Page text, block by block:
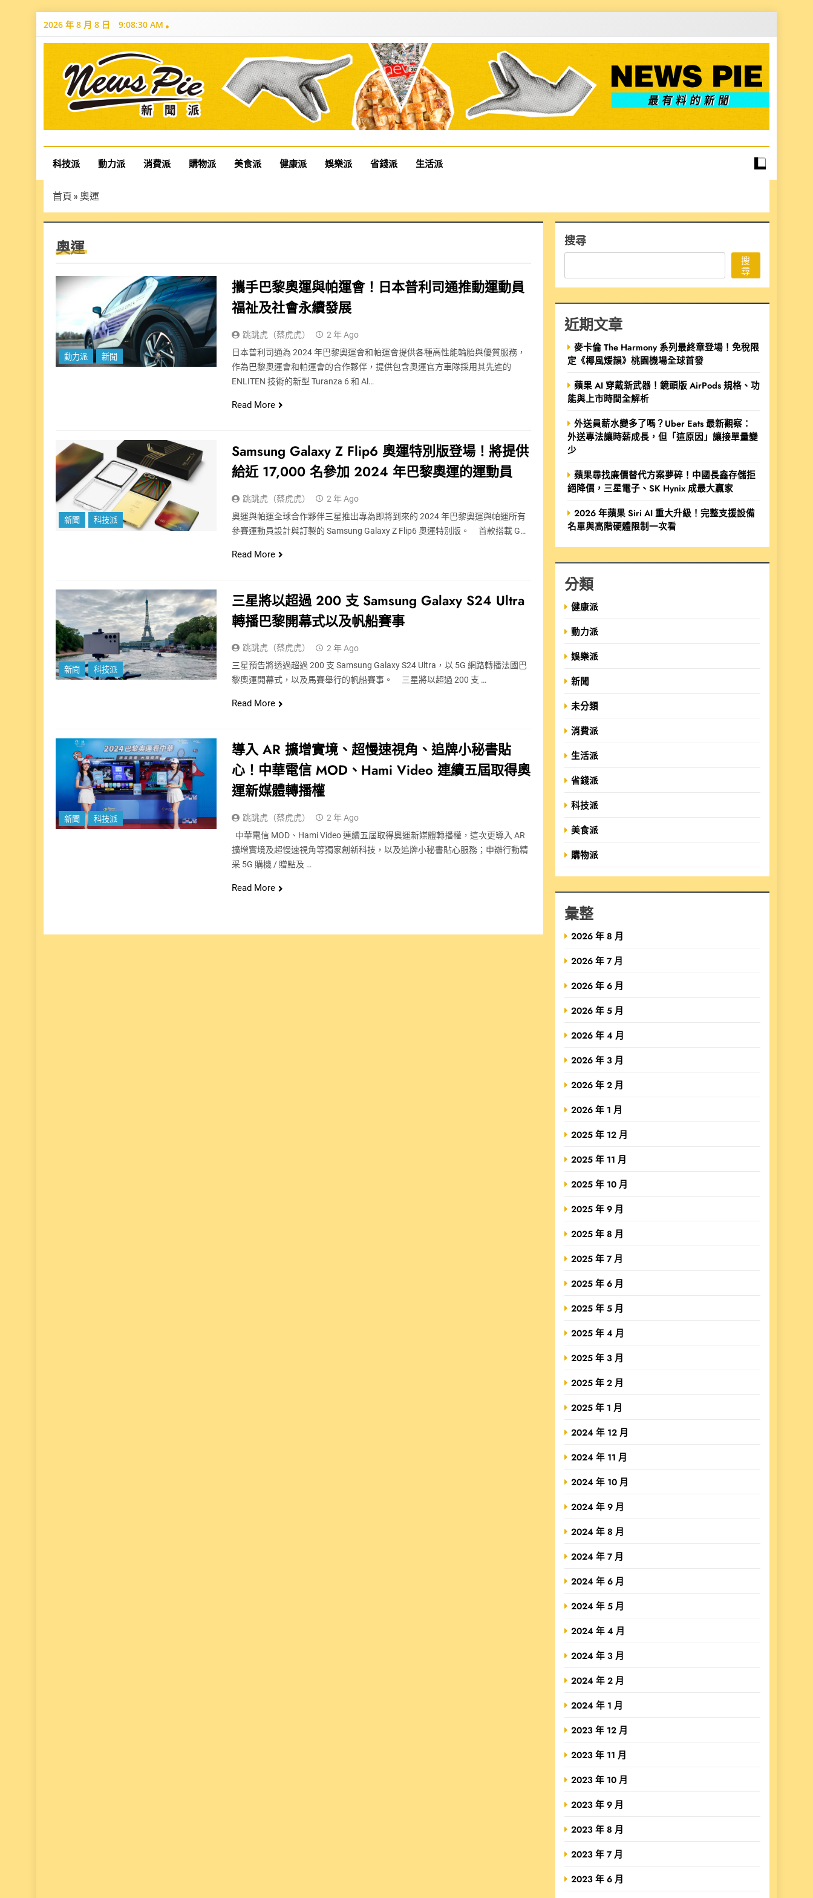
Skip
2026 年 8 月 8 日 9:08:31 AM
News Pie
最有料的新聞
科技派 動力派 消費派 購物派 美食派 健康派 娛樂派 省錢派 生活派
首頁 » 奧運
奧運
動力派 新聞
攜手巴黎奧運與帕運會！日本普利司通推動運動員
福祉及社會永續發展
跳跳虎（蔡虎虎）
2 年 Ago
日本普利司通為 2024 年巴黎奧運會和帕運會提供各種高性能輪胎與優質服務，
作為巴黎奧運會和帕運會的合作夥伴，提供包含奧運官方車隊採用其先進的
ENLITEN 技術的新型 Turanza 6 和 Al…
Read More
新聞 科技派
Samsung Galaxy Z Flip6 奧運特別版登場！將提供
給近 17,000 名參加 2024 年巴黎奧運的運動員
跳跳虎（蔡虎虎）
2 年 Ago
奧運與帕運全球合作夥伴三星推出專為即將到來的 2024 年巴黎奧運與帕運所有
參賽運動員設計與訂製的 Samsung Galaxy Z Flip6 奧運特別版。 首款搭載 G…
Read More
新聞 科技派
三星將以超過 200 支 Samsung Galaxy S24 Ultra
轉播巴黎開幕式以及帆船賽事
跳跳虎（蔡虎虎）
2 年 Ago
三星預告將透過超過 200 支 Samsung Galaxy S24 Ultra，以 5G 網路轉播法國巴
黎奧運開幕式，以及馬賽舉行的帆船賽事。 三星將以超過 200 支 …
Read More
新聞 科技派
導入 AR 擴增實境、超慢速視角、追牌小秘書貼
心！中華電信 MOD、Hami Video 連續五屆取得奧
運新媒體轉播權
跳跳虎（蔡虎虎）
2 年 Ago
中華電信 MOD、Hami Video 連續五屆取得奧運新媒體轉播權，這次更導入 AR
擴增實境及超慢速視角等獨家創新科技，以及追牌小秘書貼心服務；申辦行動精
采 5G 購機 / 贈點及 …
Read More
搜尋
搜
尋
近期文章
麥卡倫 The Harmony 系列最終章登場！免稅限
定《椰風煖韻》桃園機場全球首發
蘋果 AI 穿戴新武器！鏡頭版 AirPods 規格、功
能與上市時間全解析
外送員薪水變多了嗎？Uber Eats 最新觀察：
外送專法讓時薪成長，但「這原因」讓接單量變
少
蘋果尋找廉價替代方案夢碎！中國長鑫存儲拒
絕降價，三星電子、SK Hynix 成最大贏家
2026 年蘋果 Siri AI 重大升級！完整支援設備
名單與高階硬體限制一次看
分類
健康派
動力派
娛樂派
新聞
未分類
消費派
生活派
省錢派
科技派
美食派
購物派
彙整
2026 年 8 月
2026 年 7 月
2026 年 6 月
2026 年 5 月
2026 年 4 月
2026 年 3 月
2026 年 2 月
2026 年 1 月
2025 年 12 月
2025 年 11 月
2025 年 10 月
2025 年 9 月
2025 年 8 月
2025 年 7 月
2025 年 6 月
2025 年 5 月
2025 年 4 月
2025 年 3 月
2025 年 2 月
2025 年 1 月
2024 年 12 月
2024 年 11 月
2024 年 10 月
2024 年 9 月
2024 年 8 月
2024 年 7 月
2024 年 6 月
2024 年 5 月
2024 年 4 月
2024 年 3 月
2024 年 2 月
2024 年 1 月
2023 年 12 月
2023 年 11 月
2023 年 10 月
2023 年 9 月
2023 年 8 月
2023 年 7 月
2023 年 6 月